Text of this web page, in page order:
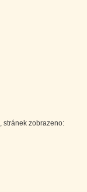
, stránek zobrazeno: